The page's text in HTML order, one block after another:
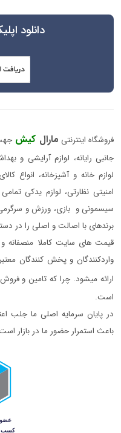
دانلود
فروشگاه اینترنتی مارال کیش
جانبی رایانه، لوازم آرایشی و
لوازم خانه و آشپزخانه، انواع
امنیتی نظارتی، لوازم یدکی
سیسمونی و بازی، ورزش و
برندهای با اصالت و اصلی را در
قیمت های سایت کاملا منصفانه و
واردکنندگان و پخش کنندگان
ارائه میشود. چرا که تامین و
است.
در پایان سرمایه اصلی ما جلب
باعث استمرار حضور ما در بازار